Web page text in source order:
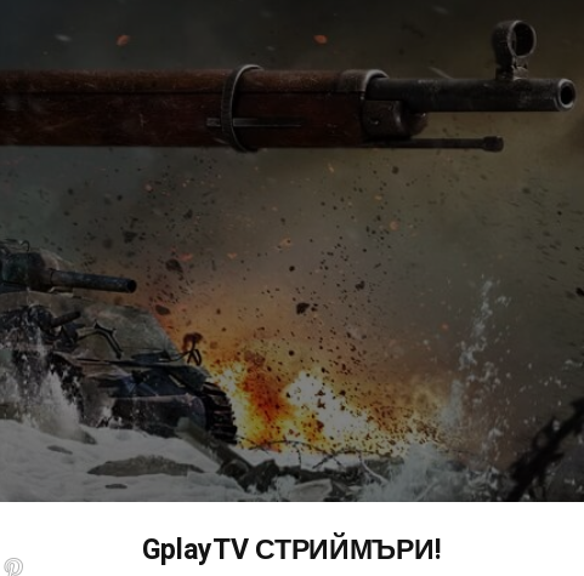
GplayTV СТРИЙМЪРИ!